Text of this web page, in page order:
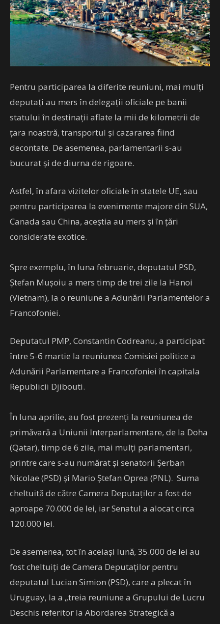
Pentru participarea la diferite reuniuni, mai mulţi
deputaţi au mers în delegaţii oficiale pe banii
statului în destinaţii aflate la mii de kilometrii de
ţara noastră, transportul şi cazararea fiind
decontate. De asemenea, parlamentarii s-au
bucurat şi de diurna de rigoare.
Astfel, în afara vizitelor oficiale în statele UE, sau
pentru participarea la evenimente majore din SUA,
Canada sau China, aceştia au mers şi în ţări
considerate exotice.
Spre exemplu, în luna februarie, deputatul PSD,
Ştefan Muşoiu a mers timp de trei zile la Hanoi
(Vietnam), la o reuniune a Adunării Parlamentelor a
Francofoniei.
Deputatul PMP, Constantin Codreanu, a participat
între 5-6 martie la reuniunea Comisiei politice a
Adunării Parlamentare a Francofoniei în capitala
Republicii Djibouti.
În luna aprilie, au fost prezenţi la reuniunea de
primăvară a Uniunii Interparlamentare, de la Doha
(Qatar), timp de 6 zile, mai mulţi parlamentari,
printre care s-au numărat şi senatorii Şerban
Nicolae (PSD) şi Mario Ştefan Oprea (PNL). Suma
cheltuită de către Camera Deputaţilor a fost de
aproape 70.000 de lei, iar Senatul a alocat circa
120.000 lei.
De asemenea, tot în aceiaşi lună, 35.000 de lei au
fost cheltuiţi de Camera Deputaţilor pentru
deputatul Lucian Simion (PSD), care a plecat în
Uruguay, la a „treia reuniune a Grupului de Lucru
Deschis referitor la Abordarea Strategică a